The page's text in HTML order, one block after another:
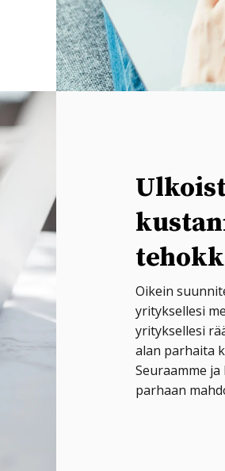
Oikein
yrityksellesi
yrityksellesi
alan parhaita
Seuraamme
parhaan